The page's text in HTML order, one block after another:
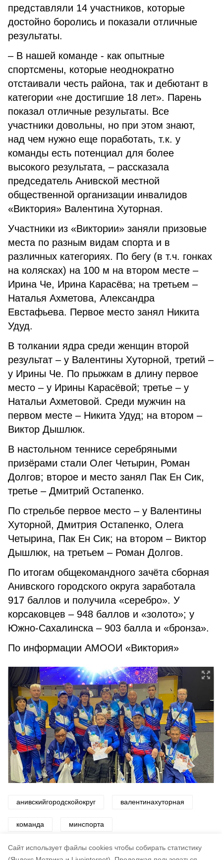
Cайт использует файлы cookies чтобы собирать статистику
представляли 14 участников, которые
достойно боролись и показали отличные
результаты.
– В нашей команде - как опытные
спортсмены, которые неоднократно
отстаивали честь района, так и дебютант в
категории «не достигшие 18 лет». Парень
показал отличные результаты. Все
участники довольны, но при этом знают,
над чем нужно еще поработать, т.к. у
команды есть потенциал для более
высокого результата, – рассказала
председатель Анивской местной
общественной организации инвалидов
«Виктория» Валентина Хуторная.
Участники из «Виктории» заняли призовые
места по разным видам спорта и в
различных категориях. По бегу (в т.ч. гонках
на колясках) на 100 м на втором месте –
Ирина Че, Ирина Карасёва; на третьем –
Наталья Ахметова, Александра
Евстафьева. Первое место занял Никита
Удуд.
В толкании ядра среди женщин второй
результат – у Валентины Хуторной, третий –
у Ирины Че. По прыжкам в длину первое
место – у Ирины Карасёвой; третье – у
Натальи Ахметовой. Среди мужчин на
первом месте – Никита Удуд; на втором –
Виктор Дышлюк.
В настольном теннисе серебряными
призёрами стали Олег Четырин, Роман
Долгов; второе и место занял Пак Ен Сик,
третье – Дмитрий Остапенко.
По стрельбе первое место – у Валентины
Хуторной, Дмитрия Остапенко, Олега
Четырина, Пак Ен Сик; на втором – Виктор
Дышлюк, на третьем – Роман Долгов.
По итогам общекомандного зачёта сборная
Анивского городского округа заработала
917 баллов и получила «серебро». У
корсаковцев – 948 баллов и «золото»; у
Южно-Сахалинска – 903 балла и «бронза».
По информации АМООИ «Виктория»
анивскийгородскойокруг валентинахуторная
команда минспорта
спартакиадаинвалидов